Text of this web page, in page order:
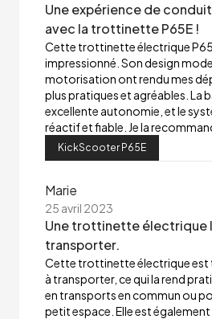
Une expérience de
avec la trottinette P65E !
Cette trottinette électrique
impressionné. Son design
motorisation ont rendu mes
plus pratiques et agréables. La
excellente autonomie, et le
réactif et fiable. Je la
KickScooter P65E
Marie
25 avril 2023
Une trottinette électrique
transporter.
Cette trottinette électrique est
à transporter, ce qui la rend
en transports en commun ou
petit espace. Elle est